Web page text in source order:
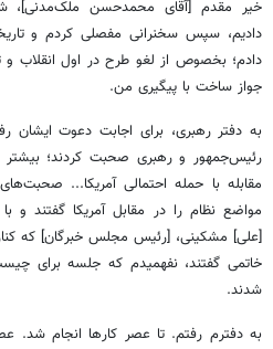
خیر مقدم [آقای محمدحسن ملک‌مدنی]،
دادیم، سپس سخنرانی مفصلی‌ کردم و
دادم؛ بخصوص از لغو طرح در اول انقلاب
جواز ساخت با پیگیری من.
به دفتر رهبری، برای اجابت دعوت ایشان
رئیس‌جمهور و رهبری صحبت‌ کردند؛ بیشتر
مقابله با حمله احتمالی آمریکا...
مواضع نظام را در مقابل آمریکا گفتند و
[علی] مشکینی، [رئیس مجلس خبرگان] که
خاتمی‌ گفتند، نفهمیدم که جلسه برای
شدند.
به دفترم رفتم. تا عصر کارها انجام شد.